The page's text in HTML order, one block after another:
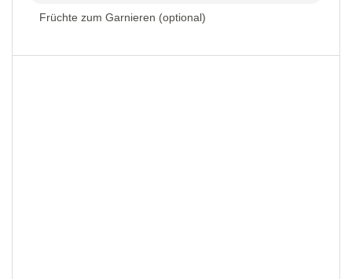
Früchte zum Garnieren (optional)